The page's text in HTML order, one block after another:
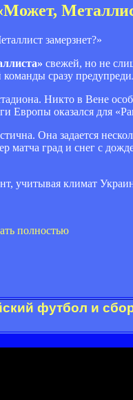
свежей, но не
сразу
Никто в Вене
Европы оказался для
Она задается
матча град и снег с
учитывая климат
полностью
футбол и